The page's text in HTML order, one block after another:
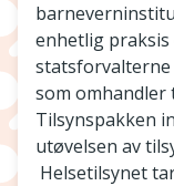
enhetlig
statsforvalterne
som omhandler
Tilsynspakken
utøvelsen av
Helsetilsynet